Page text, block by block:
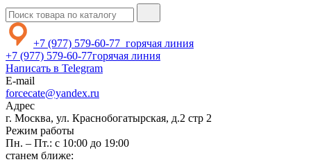
+7 (977) 579-60-77 горячая линия
+7 (977) 579-60-77горячая линия
Написать в Telegram
E-mail
forcecate@yandex.ru
Адрес
г. Москва, ул. Краснобогатырская, д.2 стр 2
Режим работы
Пн. – Пт.: с 10:00 до 19:00
станем ближе: